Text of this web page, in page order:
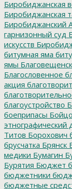
Биробиджанская
Биробиджанская
Биробиджанский
гарнизонный суд
искусств
битумная яма
ямы Благовещенск
Благословенное
акция
благоустройство
боеприпасы
этнографический
Титов Борохович
брусчатка Брянск
медики Бумагин
Бурятия Бюджет
бюджетники
бюджетные